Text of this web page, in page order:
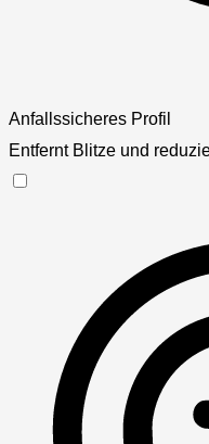
Anfallssicheres Profil
Entfernt Blitze und